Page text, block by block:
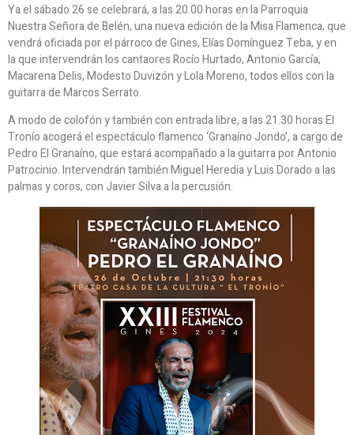
Ya el sábado 26 se celebrará, a las 20.00 horas en la Parroquia
Nuestra Señora de Belén, una nueva edición de la Misa Flamenca, que
vendrá oficiada por el párroco de Gines, Elías Domínguez Teba, y en
la que intervendrán los cantaores Rocío Hurtado, Antonio García,
Macarena Delis, Modesto Duvizón y Lola Moreno, todos ellos con la
guitarra de Marcos Serrato.
A modo de colofón y también con entrada libre, a las 21.30 horas El
Tronío acogerá el espectáculo flamenco ‘Granaíno Jondo’, a cargo de
Pedro El Granaíno, que estará acompañado a la guitarra por Antonio
Patrocinio. Intervendrán también Miguel Heredia y Luis Dorado a las
palmas y coros, con Javier Silva a la percusión.